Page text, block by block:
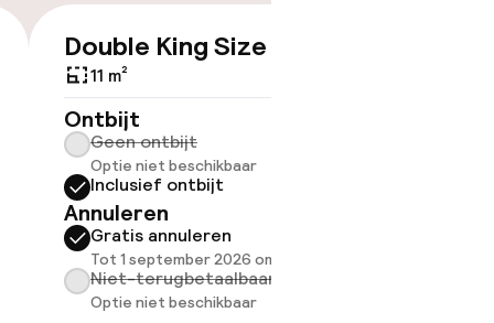
kamers
Double King Size Bed
11 m²
Ontbijt
Geen ontbijt
Optie niet beschikbaar
Inclusief ontbijt
Annuleren
Gratis annuleren
Tot 1 september 2026 om 03:59
Niet-terugbetaalbaar
Optie niet beschikbaar